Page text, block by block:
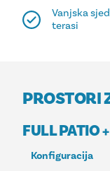
Vanjska
terasi
PROSTORI
FULL PATIO
Konfiguracija